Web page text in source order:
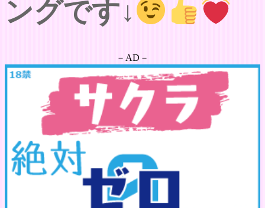
ングです↓
－AD－